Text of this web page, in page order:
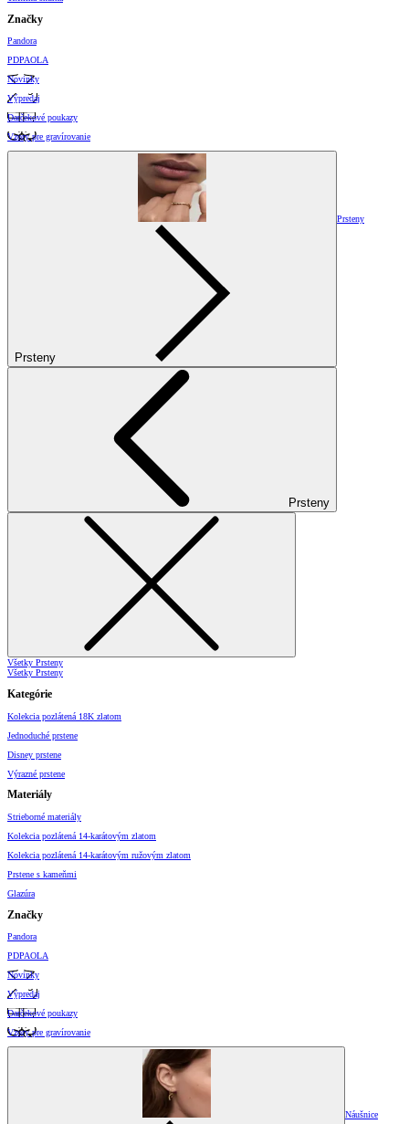
Značky
Pandora
PDPAOLA
Novinky
Výpredaj
Darčekové poukazy
Vzory pre gravírovanie
Prsteny
Prsteny
Prsteny
Všetky Prsteny
Všetky Prsteny
Kategórie
Kolekcia pozlátená 18K zlatom
Jednoduché prstene
Disney prstene
Výrazné prstene
Materiály
Strieborné materiály
Kolekcia pozlátená 14-karátovým zlatom
Kolekcia pozlátená 14-karátovým ružovým zlatom
Prstene s kameňmi
Glazúra
Značky
Pandora
PDPAOLA
Novinky
Výpredaj
Darčekové poukazy
Vzory pre gravírovanie
Náušnice